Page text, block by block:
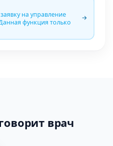
на управление
функция только
врач